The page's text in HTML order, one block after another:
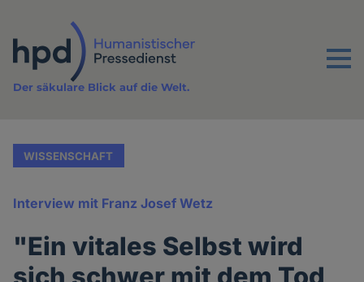
Inhalt
Menu
Der säkulare Blick auf die Welt.
WISSENSCHAFT
Interview mit Franz Josef Wetz
"Ein vitales Selbst wird